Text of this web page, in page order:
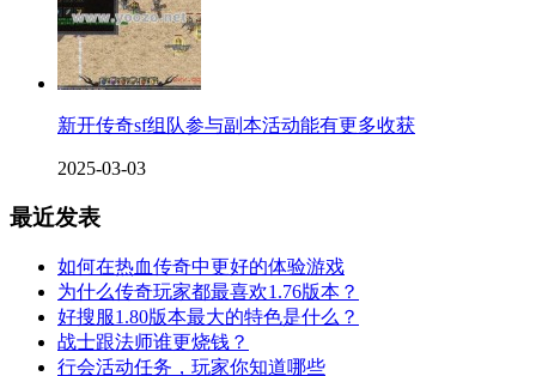
新开传奇sf组队参与副本活动能有更多收获
2025-03-03
最近发表
如何在热血传奇中更好的体验游戏
为什么传奇玩家都最喜欢1.76版本？
好搜服1.80版本最大的特色是什么？
战士跟法师谁更烧钱？
行会活动任务，玩家你知道哪些